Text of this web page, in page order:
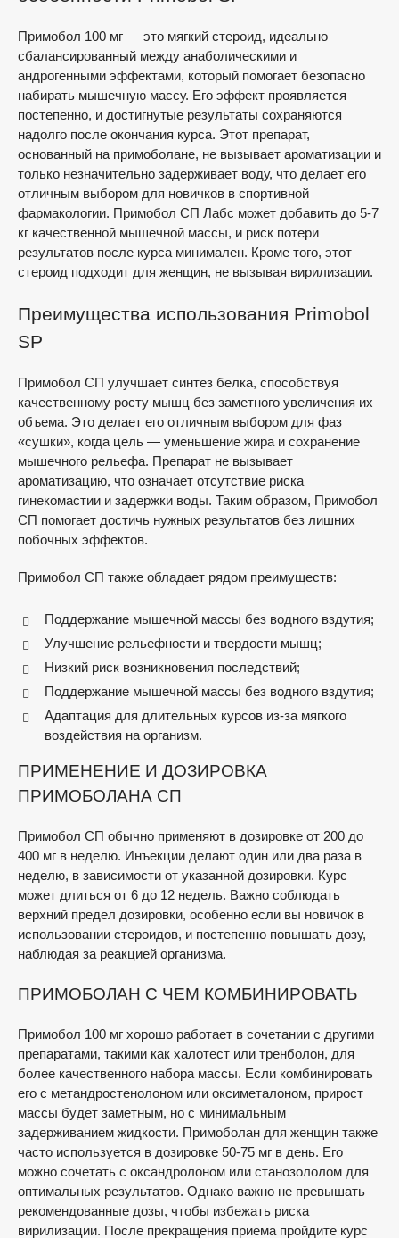
Примобол 100 мг — это мягкий стероид, идеально
сбалансированный между анаболическими и
андрогенными эффектами, который помогает безопасно
набирать мышечную массу. Его эффект проявляется
постепенно, и достигнутые результаты сохраняются
надолго после окончания курса. Этот препарат,
основанный на примоболане, не вызывает ароматизации и
только незначительно задерживает воду, что делает его
отличным выбором для новичков в спортивной
фармакологии. Примобол СП Лабс может добавить до 5-7
кг качественной мышечной массы, и риск потери
результатов после курса минимален. Кроме того, этот
стероид подходит для женщин, не вызывая вирилизации.
Преимущества использования Primobol
SP
Примобол СП улучшает синтез белка, способствуя
качественному росту мышц без заметного увеличения их
объема. Это делает его отличным выбором для фаз
«сушки», когда цель — уменьшение жира и сохранение
мышечного рельефа. Препарат не вызывает
ароматизацию, что означает отсутствие риска
гинекомастии и задержки воды. Таким образом, Примобол
СП помогает достичь нужных результатов без лишних
побочных эффектов.
Примобол СП также обладает рядом преимуществ:
Поддержание мышечной массы без водного вздутия;
Улучшение рельефности и твердости мышц;
Низкий риск возникновения последствий;
Поддержание мышечной массы без водного вздутия;
Адаптация для длительных курсов из-за мягкого
воздействия на организм.
ПРИМЕНЕНИЕ И ДОЗИРОВКА
ПРИМОБОЛАНА СП
Примобол СП обычно применяют в дозировке от 200 до
400 мг в неделю. Инъекции делают один или два раза в
неделю, в зависимости от указанной дозировки. Курс
может длиться от 6 до 12 недель. Важно соблюдать
верхний предел дозировки, особенно если вы новичок в
использовании стероидов, и постепенно повышать дозу,
наблюдая за реакцией организма.
ПРИМОБОЛАН С ЧЕМ КОМБИНИРОВАТЬ
Примобол 100 мг хорошо работает в сочетании с другими
препаратами, такими как халотест или тренболон, для
более качественного набора массы. Если комбинировать
его с метандростенолоном или оксиметалоном, прирост
массы будет заметным, но с минимальным
задерживанием жидкости. Примоболан для женщин также
часто используется в дозировке 50-75 мг в день. Его
можно сочетать с оксандролоном или станозололом для
оптимальных результатов. Однако важно не превышать
рекомендованные дозы, чтобы избежать риска
вирилизации. После прекращения приема пройдите курс